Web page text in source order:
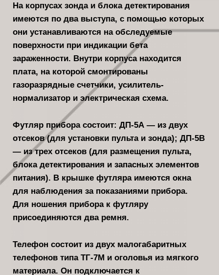
На корпусах зонда и блока детек­тирования
имеются по два выступа, с помощью которых
они устанавливают­ся на обследуемые
поверхности при ин­дикации бета
зараженности. Внутри корпуса находится
плата, на которой смонтированы
газоразрядные счетчики, усилитель-
нормализатор и электриче­ская схема.
Футляр прибора состоит: ДП-5А — из двух
отсеков (для установки пульта и зонда); ДП-5В
— из трех отсеков (для размещения пульта,
блока детек­тирования и запасных элементов
пита­ния). В крышке футляра имеются окна
для наблюдения за показаниями при­бора.
Для ношения прибора к футляру
присоединяются два ремня.
Телефон состоит из двух малога­баритных
телефонов типа ТГ-7М и ого­ловья из мягкого
материала. Он под­ключается к